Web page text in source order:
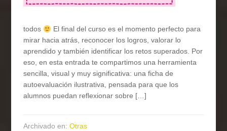
todos
El final del curso es el momento perfecto para
mirar hacia atrás, reconocer los logros, valorar lo
aprendido y también identificar los retos superados. Por
eso, en esta entrada te compartimos una herramienta
sencilla, visual y muy significativa: una ficha de
autoevaluación ilustrativa, pensada para que los
alumnos puedan reflexionar sobre […]
Archivado en:Otras